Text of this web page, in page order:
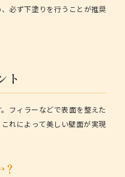
必ず下塗りを行うことが推奨
ト
フィラーなどで表面を整えた
れによって美しい壁面が実現